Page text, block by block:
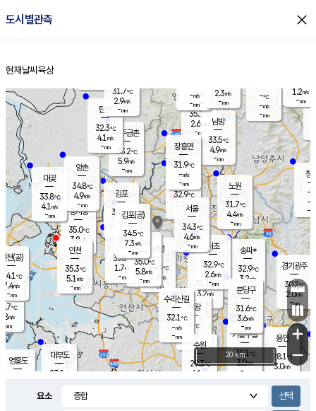
도시별관측 close
홈
현재날씨 육상
의도
℃
m/s
mm
영흥도
양주
35.1℃
2.6
-mm
과천
31.1℃
3.2m/s
- mm
용인
28.1℃
3.0m/s
경기광주
30.2℃
2.0m/s
-mm
대부도
23.8
경서동
35.0℃
3.8 m/s
-mm
파주금촌
33.2℃
5.9m/s
-mm
-℃
-m/s
-mm
대곶
33.8℃
4.1 m/s
-mm
창
-
-m/
-
탄현
32.3℃
4.1 m/s
-mm
1.2m/s
-mm
의왕
- ℃
m/s
mm
김포
34.6℃
-m/s
mm
광명
34.4 ℃
2.9 m/s
-mm
부천
35.0℃
1.7m/s
-mm
양촌
34.8℃
4.9m/s
-mm
구로
35.0℃
5.8m/s
-mm
은평
32.9℃
3.1 m/s
- mm
노원
31.7℃
4.4m/s
-mm
송파*
32.9℃
3.2m/s
-mm
서초
32.9℃
2.6m/s
-mm
남방
33.5℃
4.9m/s
-mm
기흥구갈
30.1℃
3.0m/s
-
수리산길
32.1℃
-m/s
-mm
분당구
31.6℃
3.6m/s
-mm
장흥면
31.9℃
-m/s
-mm
-m/s
-mm
인천(공)
34.1℃
7.4m/s
-mm
김포(공)
34.5℃
7.3m/s
-mm
수원
29.3℃
6.1 m/s
인천
35.3℃
5.1 m/s
-mm
서울
34.3℃
4.6m/s
-mm
31.7℃
2.9m/s
-mm
2.3m/s
-mm
+
−
20 km
요소